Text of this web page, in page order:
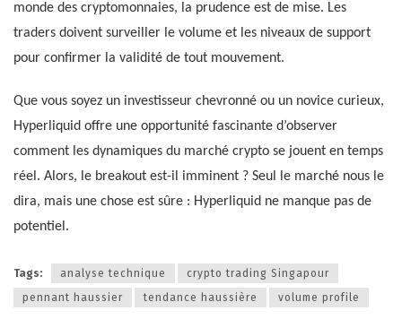
monde des cryptomonnaies, la prudence est de mise. Les
traders doivent surveiller le volume et les niveaux de support
pour confirmer la validité de tout mouvement.
Que vous soyez un investisseur chevronné ou un novice curieux,
Hyperliquid offre une opportunité fascinante d’observer
comment les dynamiques du marché crypto se jouent en temps
réel. Alors, le breakout est-il imminent ? Seul le marché nous le
dira, mais une chose est sûre : Hyperliquid ne manque pas de
potentiel.
Tags: analyse technique
crypto trading Singapour
pennant haussier
tendance haussière volume profile